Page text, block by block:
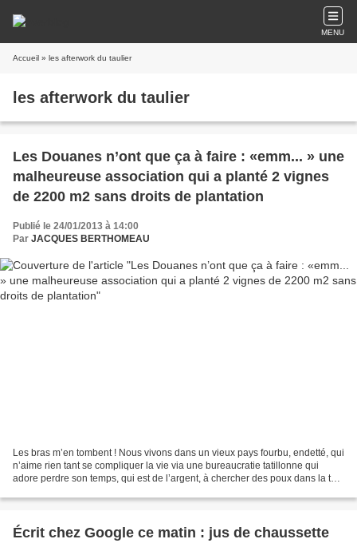
MENU
Accueil » les afterwork du taulier
les afterwork du taulier
Les Douanes n’ont que ça à faire : «emm... » une
malheureuse association qui a planté 2 vignes
de 2200 m2 sans droits de plantation
Publié le 24/01/2013 à 14:00
Par JACQUES BERTHOMEAU
Les bras m’en tombent ! Nous vivons dans un vieux pays fourbu, endetté, qui
n’aime rien tant se compliquer la vie via une bureaucratie tatillonne qui
adore perdre son temps, qui est de l’argent, à chercher des poux dans la tête
Écrit chez Google ce matin : jus de chaussette